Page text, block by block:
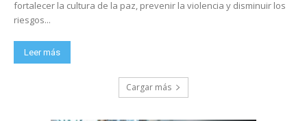
fortalecer la cultura de la paz, prevenir la violencia y disminuir los
riesgos...
Leer más
Cargar más